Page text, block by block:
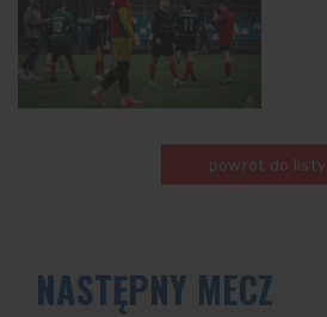
powrót do listy
NASTĘPNY MECZ